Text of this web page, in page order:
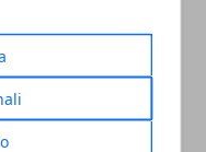
che
di arte